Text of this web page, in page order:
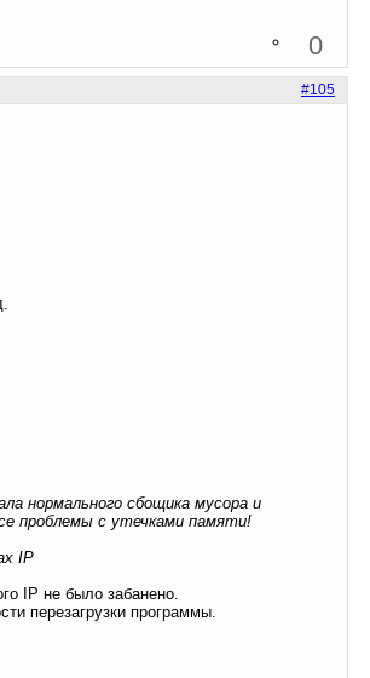
0
#105
нормального сбощика мусора и
проблемы с утечками памяти!
IP
IP не было забанено.
перезагрузки программы.